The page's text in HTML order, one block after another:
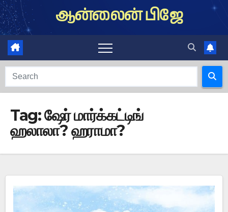
Skip
to
content
ஆன்லைன் பிஜே
Tag:ஷேர் மார்க்கட்டிங்
ஹலாலா? ஹராமா?